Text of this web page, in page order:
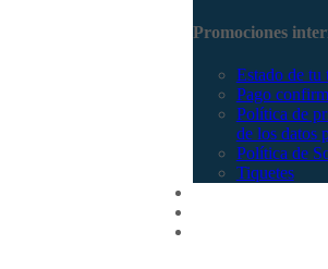
Promociones
Estado de tu
Pago
Política de
de los datos
Política de
Tiquetes